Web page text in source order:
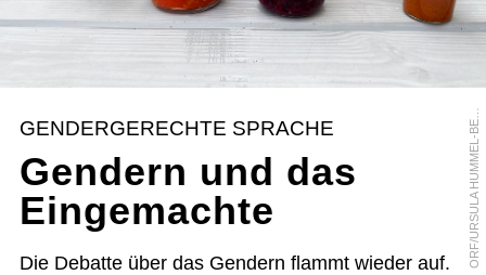
O
R
F
/
U
R
S
U
L
A
H
U
M
M
E
L
-
B
E
R
G
E
R
GENDERGERECHTE SPRACHE
Gendern und das
Eingemachte
Die Debatte über das Gendern flammt wieder auf.